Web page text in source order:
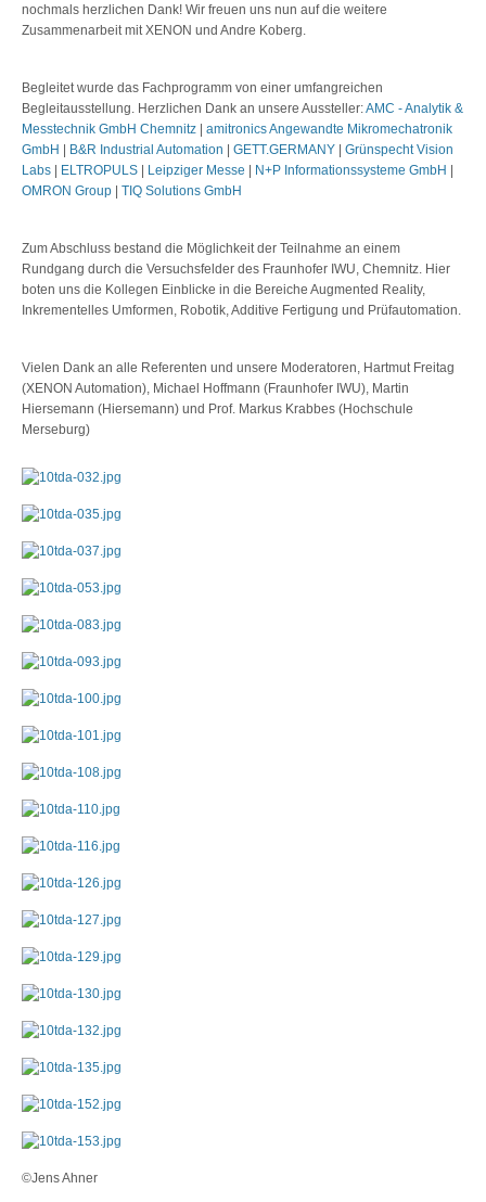
nochmals herzlichen Dank! Wir freuen uns nun auf die weitere
Zusammenarbeit mit XENON und Andre Koberg.
Begleitet wurde das Fachprogramm von einer umfangreichen
Begleitausstellung. Herzlichen Dank an unsere Aussteller:AMC - Analytik &
Messtechnik GmbH Chemnitz | amitronics Angewandte Mikromechatronik
GmbH | B&R Industrial Automation | GETT.GERMANY | Grünspecht Vision
Labs | ELTROPULS | Leipziger Messe | N+P Informationssysteme GmbH |
OMRON Group | TIQ Solutions GmbH
Zum Abschluss bestand die Möglichkeit der Teilnahme an einem
Rundgang durch die Versuchsfelder des Fraunhofer IWU, Chemnitz. Hier
boten uns die Kollegen Einblicke in die Bereiche Augmented Reality,
Inkrementelles Umformen, Robotik, Additive Fertigung und Prüfautomation.
Vielen Dank an alle Referenten und unsere Moderatoren, Hartmut Freitag
(XENON Automation), Michael Hoffmann (Fraunhofer IWU), Martin
Hiersemann (Hiersemann) und Prof. Markus Krabbes (Hochschule
Merseburg)
©Jens Ahner